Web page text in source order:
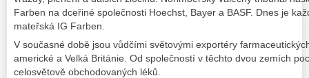
Farben na dceřiné společnosti Hoechst, Bayer a BASF. Dnes je
mateřská IG Farben.
V současné době jsou vůdčími světovými exportéry
americké a Velká Británie. Od společností v těchto dvou zemích
celosvětově obchodovaných léků.